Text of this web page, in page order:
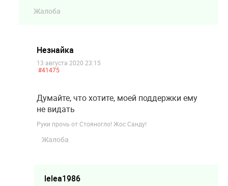
Жалоба
Незнайка
13 августа 2020 23:15
#41475
Думайте, что хотите, моей поддержки ему
не видать
Руки прочь от Стояногло! Жос Санду!
Жалоба
lelea1986